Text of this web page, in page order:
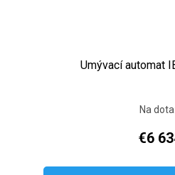
Umývací automat
Na
€6